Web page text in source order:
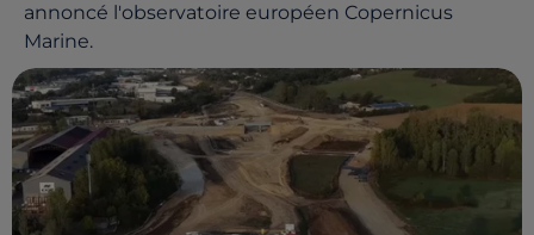
annoncé l'observatoire européen Copernicus
Marine.